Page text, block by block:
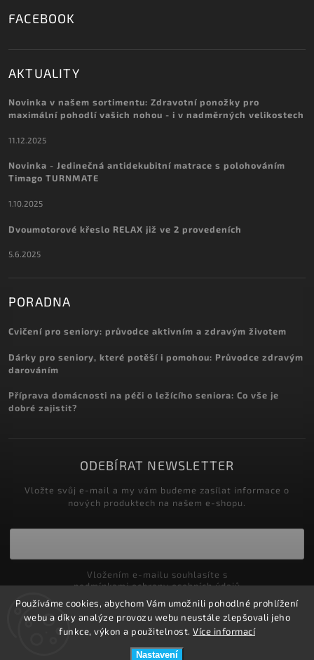
Používáme cookies, abychom Vám umožnili pohodlné prohlížení
webu a díky analýze provozu webu neustále zlepšovali jeho
funkce, výkon a použitelnost. Více informací
Nastavení
FACEBOOK
AKTUALITY
Novinka v našem sortimentu: Zdravotní ponožky pro
maximální pohodlí vašich nohou - i v nadměrných velikostech
11.12.2025
Novinka - Jedinečná antidekubitní matrace s polohováním
Timago TURNMATE
1.10.2025
Dvoumotorové křeslo RELAX již ve 2 provedeních
5.6.2025
PORADNA
Cvičení pro seniory: průvodce aktivním a zdravým životem
Dárky pro seniory, které potěší i pomohou: Průvodce zdravým
darováním
Příprava domácnosti na péči o ležícího seniora: Co vše je
dobré zajistit?
ODEBÍRAT NEWSLETTER
Vložte svůj e-mail a my vám budeme zasílat informace o
nových produktech na našem e-shopu.
podmínkami ochrany osobních údajů
Přihlásit se